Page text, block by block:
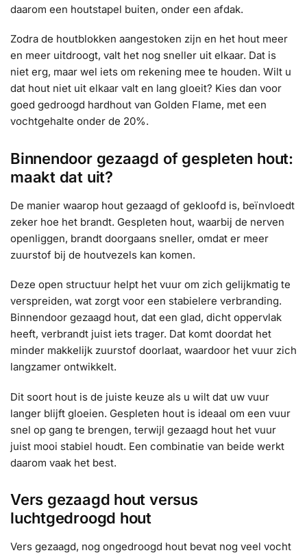
daarom een houtstapel buiten, onder een afdak.
Zodra de houtblokken aangestoken zijn en het hout meer
en meer uitdroogt, valt het nog sneller uit elkaar. Dat is
niet erg, maar wel iets om rekening mee te houden. Wilt u
dat hout niet uit elkaar valt en lang gloeit? Kies dan voor
goed gedroogd hardhout van Golden Flame, met een
vochtgehalte onder de 20%.
Binnendoor gezaagd of gespleten hout:
maakt dat uit?
De manier waarop hout gezaagd of gekloofd is, beïnvloedt
zeker hoe het brandt. Gespleten hout, waarbij de nerven
openliggen, brandt doorgaans sneller, omdat er meer
zuurstof bij de houtvezels kan komen.
Deze open structuur helpt het vuur om zich gelijkmatig te
verspreiden, wat zorgt voor een stabielere verbranding.
Binnendoor gezaagd hout, dat een glad, dicht oppervlak
heeft, verbrandt juist iets trager. Dat komt doordat het
minder makkelijk zuurstof doorlaat, waardoor het vuur zich
langzamer ontwikkelt.
Dit soort hout is de juiste keuze als u wilt dat uw vuur
langer blijft gloeien. Gespleten hout is ideaal om een vuur
snel op gang te brengen, terwijl gezaagd hout het vuur
juist mooi stabiel houdt. Een combinatie van beide werkt
daarom vaak het best.
Vers gezaagd hout versus
luchtgedroogd hout
Vers gezaagd, nog ongedroogd hout bevat nog veel vocht